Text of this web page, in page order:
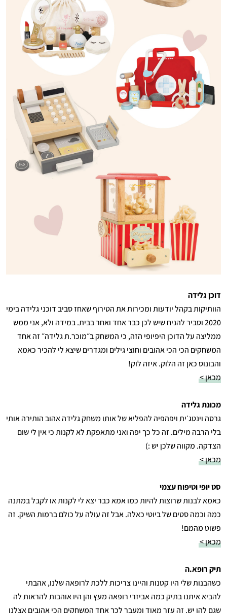
דוכן גלידה
הוותיקות בקהל יודעות ומכירות את הטירוף שאחז סביב דוכני גלידה בימי
2020 וסביר להניח שיש לכן כבר אחד ואחר בבית. במידה ולא, אני ממש
ממליצה על הדוכן היפיופי הזה, כי המשחק ב״מוכר.ת גלידה״ זה אחד
המשחקים הכי הכי אהובים וחוצי גילים ומגדרים שיצא לי להכיר כאמא
והבונוס כאן זה הלוק. איזה לוק!
מכאן >
מכונת גלידה
גרסה וינטג׳ית ויפהפיה להפליא של אותו משחק גלידה אהוב הותירה אותי
בלי הרבה מילים. זה כל כך יפה ואני מתאפקת לא לקנות כי אין לי שום
הצדקה. מקווה שלכן יש :)
מכאן >
סט יופי וטיפוח עצמי
כאמא לבנות שרוצות להיות כמו אמא כבר יצא לי לקנות או לקבל במתנה
כמה וכמה סטים של ביוטי כאלה. אבל זה עולה על כולם ברמות השיק. זה
פשוט מהמם!
מכאן >
תיק רופא.ה
כשהבנות שלי היו קטנות והיינו צריכות ללכת לרופאה שלנו, אהבתי
להביא איתנו בתיק כמה אביזרי רופאה מעץ והן היו אוהבות להראות לה
שגם להן יש. זה עזר מאוד ומעבר לכך אחד המשחקים הכי אהובים אצלנו